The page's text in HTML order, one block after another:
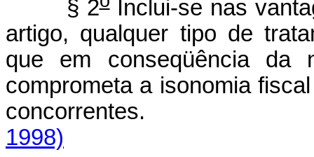
§ 2 Inclui-se nas
artigo, qualquer tipo de
que em conseqüência da
comprometa a isonomia
1998)